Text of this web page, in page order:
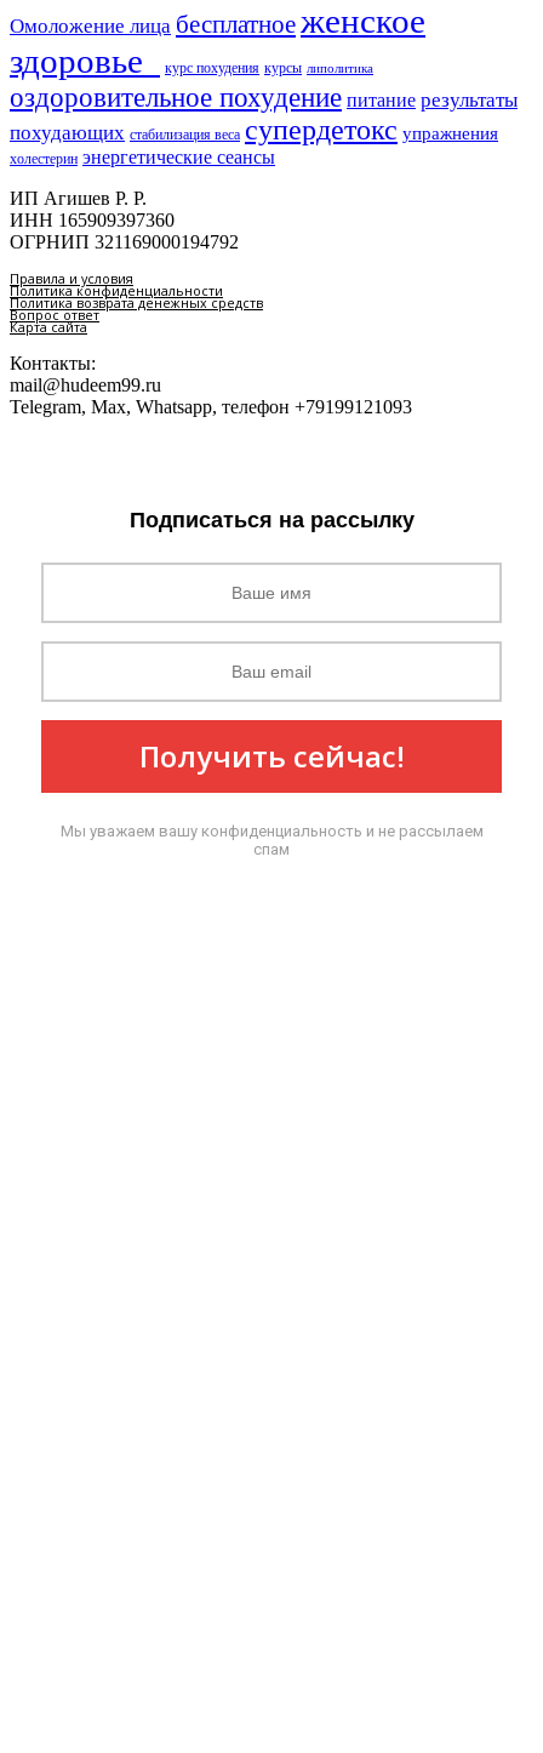
Омоложение лица бесплатноеженское
здоровье​
курс похудения курсы липолитика
оздоровительное похудение питание результаты
похудающих стабилизация веса супердетокс упражнения
холестерин энергетические сеансы
ИП Агишев Р. Р.
ИНН 165909397360
ОГРНИП 321169000194792
Правила и условия
Политика конфиденциальности
Политика возврата денежных средств
Вопрос ответ
Карта сайта
Контакты:
mail@hudeem99.ru
Telegram, Max, Whatsapp, телефон +79199121093
Подписаться на рассылку
Получить сейчас!
Мы уважаем вашу конфиденциальность и не рассылаем
спам